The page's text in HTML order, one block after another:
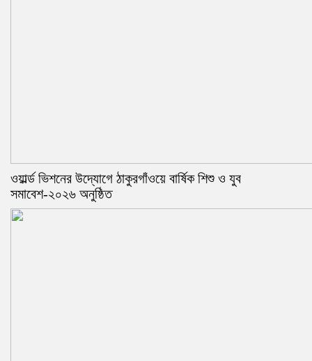
ওয়ার্ল্ড ভিশনের উদ্যোগে ঠাকুরগাঁওয়ে বার্ষিক শিশু ও যুব
সমাবেশ-২০২৬ অনুষ্ঠিত